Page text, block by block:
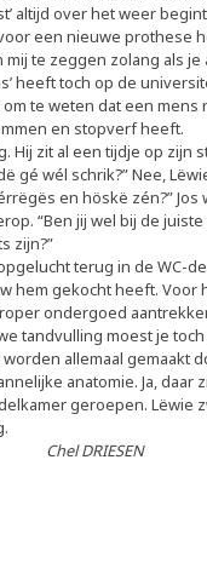
altijd over het weer
een nieuwe prothese
mij te zeggen zolang als
heeft toch op de
om te weten dat een
en stopverf heeft.
Hij zit al een tijdje op zijn
gé wél schrik?” Nee,
en höskë zén?”
“Ben jij wel bij de
zijn?”
terug in de WC-
hem gekocht heeft. Voor
ondergoed
tandvulling moest je
worden allemaal
anatomie. Ja, daar
geroepen.
Chel DRIESEN